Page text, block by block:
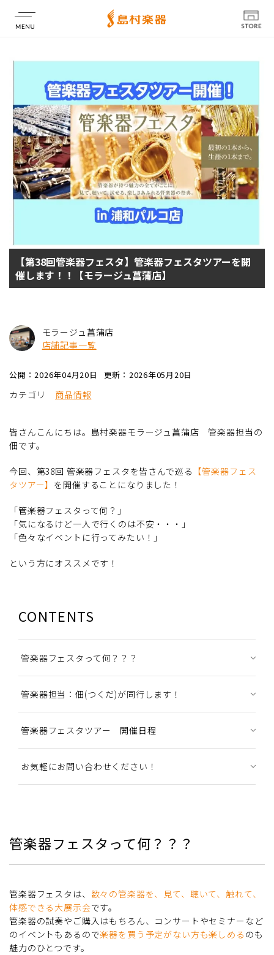
店舗情報
【第38回管楽器フェスタ】管楽器フェスタツアーを開
催します！！【モラージュ菖蒲店】
モラージュ菖蒲店
店舗記事一覧
公開：2026年04月20日 更新：2026年05月20日
カテゴリ 商品情報
皆さんこんにちは。島村楽器モラージュ菖蒲店 管楽器担当の
佃です。
今回、第38回 管楽器フェスタを皆さんで巡る 【管楽器フェス
タツアー】 を開催することになりました！
「管楽器フェスタって何？」
「気になるけど一人で行くのは不安・・・」
「色々なイベントに行ってみたい！」
という方にオススメです！
CONTENTS
管楽器フェスタって何？？？
管楽器担当：佃(つくだ)が同行します！
管楽器フェスタツアー 開催日程
お気軽にお問い合わせください！
管楽器フェスタって何？？？
管楽器フェスタは、 数々の管楽器を、見て、聴いて、触れて、
体感できる大展示会です。
管楽器の試奏やご購入はもちろん、コンサートやセミナーなど
のイベントもあるので楽器を買う予定がない方も楽しめる のも
魅力のひとつです。